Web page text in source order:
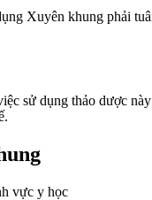
Xuyên khung phải
sử dụng thảo dược